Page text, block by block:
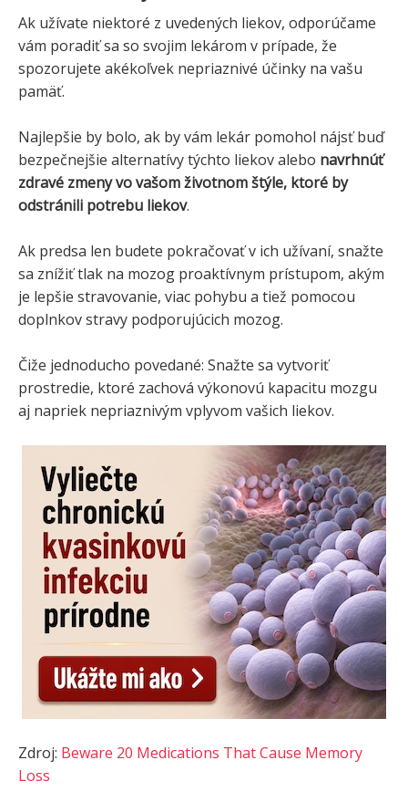
Ak užívate niektoré z uvedených liekov, odporúčame
vám poradiť sa so svojim lekárom v prípade, že
spozorujete akékoľvek nepriaznivé účinky na vašu
pamäť.
Najlepšie by bolo, ak by vám lekár pomohol nájsť buď
bezpečnejšie alternatívy týchto liekov alebo navrhnúť
zdravé zmeny vo vašom životnom štýle, ktoré by
odstránili potrebu liekov.
Ak predsa len budete pokračovať v ich užívaní, snažte
sa znížiť tlak na mozog proaktívnym prístupom, akým
je lepšie stravovanie, viac pohybu a tiež pomocou
doplnkov stravy podporujúcich mozog.
Čiže jednoducho povedané: Snažte sa vytvoriť
prostredie, ktoré zachová výkonovú kapacitu mozgu
aj napriek nepriaznivým vplyvom vašich liekov.
Zdroj: Beware 20 Medications That Cause Memory
Loss